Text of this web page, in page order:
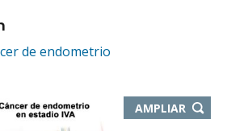
de endometrio
AMPLIAR-
ABRE